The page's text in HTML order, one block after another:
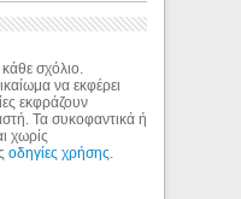
σχόλιο.
να εκφέρει
εκφράζουν
Τα συκοφαντικά ή
χωρίς
οδηγίες χρήσης.